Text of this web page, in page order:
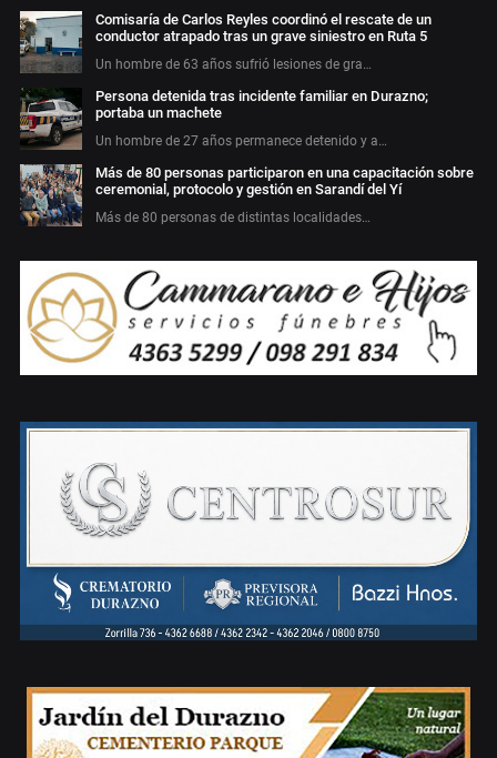
Comisaría de Carlos Reyles coordinó el rescate de un
conductor atrapado tras un grave siniestro en Ruta 5
Un hombre de 63 años sufrió lesiones de gra…
Persona detenida tras incidente familiar en Durazno;
portaba un machete
Un hombre de 27 años permanece detenido y a…
Más de 80 personas participaron en una capacitación sobre
ceremonial, protocolo y gestión en Sarandí del Yí
Más de 80 personas de distintas localidades…